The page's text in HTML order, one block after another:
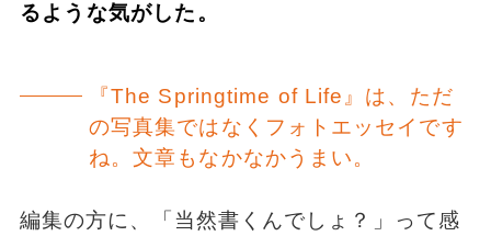
るような気がした。
『The Springtime of Life』は、ただ
の写真集ではなくフォトエッセイです
ね。文章もなかなかうまい。
編集の方に、「当然書くんでしょ？」って感